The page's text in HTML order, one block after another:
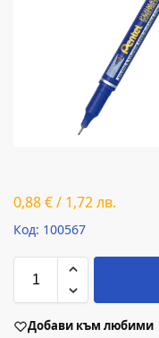
0,88€/ 1,72лв.
Код: 100567
Добави към любими